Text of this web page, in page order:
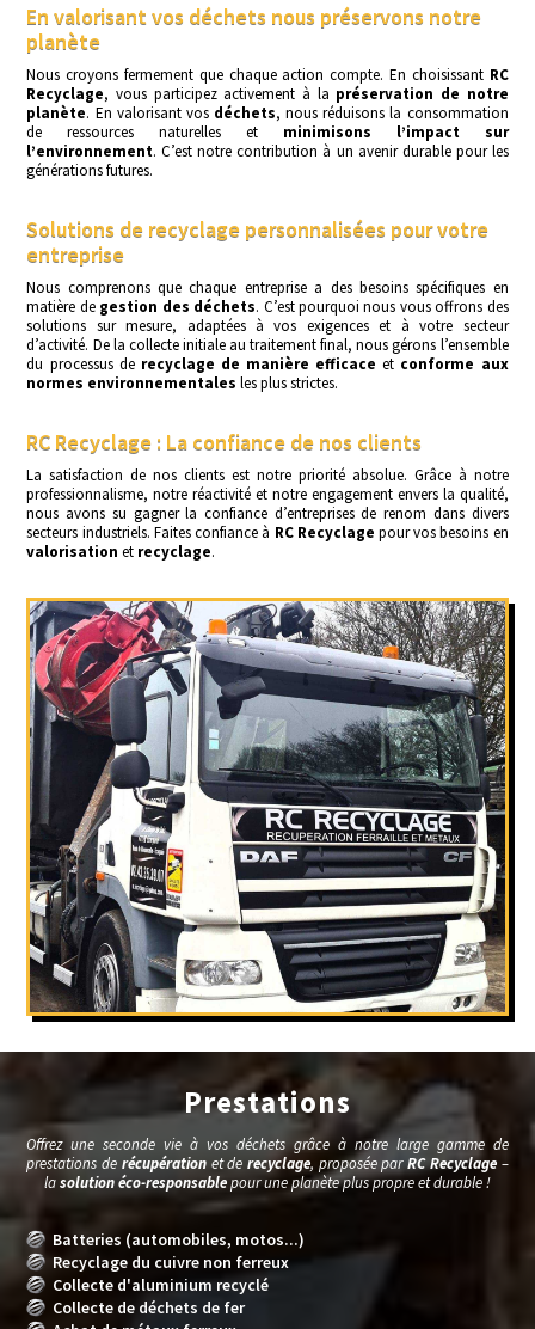
En valorisant vos déchets nous préservons notre
planète
Nous croyons fermement que chaque action compte. En choisissant RC
Recyclage, vous participez activement à la préservation de notre
planète. En valorisant vos déchets, nous réduisons la consommation
de ressources naturelles et minimisons l’impact sur
l’environnement. C’est notre contribution à un avenir durable pour les
générations futures.
Solutions de recyclage personnalisées pour votre
entreprise
Nous comprenons que chaque entreprise a des besoins spécifiques en
matière de gestion des déchets. C’est pourquoi nous vous offrons des
solutions sur mesure, adaptées à vos exigences et à votre secteur
d’activité. De la collecte initiale au traitement final, nous gérons l’ensemble
du processus de recyclage de manière efficace et conforme aux
normes environnementales les plus strictes.
RC Recyclage : La confiance de nos clients
La satisfaction de nos clients est notre priorité absolue. Grâce à notre
professionnalisme, notre réactivité et notre engagement envers la qualité,
nous avons su gagner la confiance d’entreprises de renom dans divers
secteurs industriels. Faites confiance à RC Recyclage pour vos besoins en
valorisation et recyclage.
Prestations
Offrez une seconde vie à vos déchets grâce à notre large gamme de
prestations de récupérationet de recyclage, proposée parRC Recyclage–
lasolution éco-responsablepour une planète plus propre et durable !
Batteries (automobiles, motos...)
Recyclage du cuivre non ferreux
Collecte d'aluminium recyclé
Collecte de déchets de fer